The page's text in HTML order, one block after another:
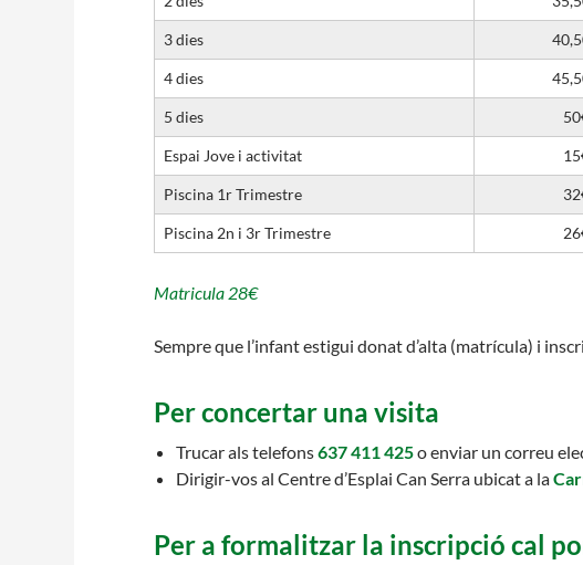
3 dies
4 dies
5 dies
Espai Jove i activitat
Piscina 1r Trimestre
Piscina 2n i 3r Trimestre
Matricula 28€
Sempre que l’infant estigui donat d’alta (matrícula) i
Per concertar una visita
Trucar als telefons637 411 425o enviar un correu
Dirigir-vos al Centre d’Esplai Can Serra ubicat a la
Per a formalitzar la inscripció cal
L'equip
Memòria d'activitats